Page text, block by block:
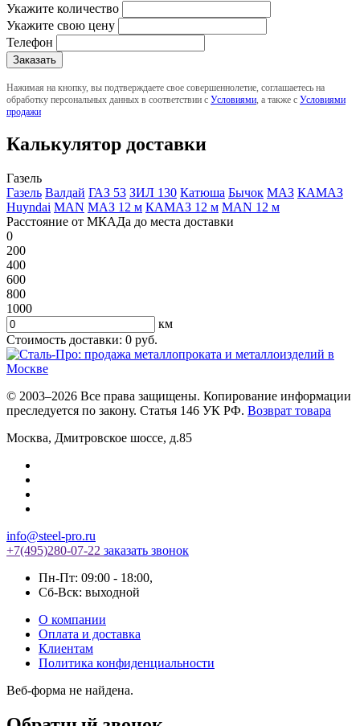
Укажите количество
Укажите свою цену
Телефон
Нажимая на кнопку, вы подтверждаете свое совершеннолетие, соглашаетесь на
обработку персональных данных в соответствии с Условиями , а также с Условиями
продажи
Калькулятор доставки
Газель
Газель Валдай ГАЗ 53 ЗИЛ 130 Катюша Бычок МАЗ КАМАЗ
Huyndai MAN МАЗ 12 м КАМАЗ 12 м MAN 12 м
Расстояние от МКАДа до места доставки
0
200
400
600
800
1000
км
Стоимость доставки: 0 руб.
© 2003–2026 Все права защищены. Копирование информации
преследуется по закону. Статья 146 УК РФ. Возврат товара
Москва, Дмитровское шоссе, д.85
info@steel-pro.ru
+7(495)280-07-22 заказать звонок
Пн-Пт: 09:00 - 18:00,
Cб-Вск: выходной
О компании
Оплата и доставка
Клиентам
Политика конфиденциальности
Веб-форма не найдена.